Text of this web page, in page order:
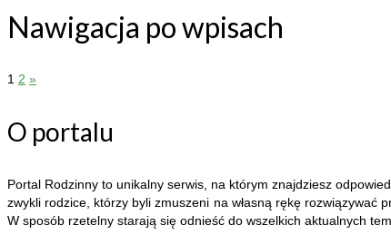
Nawigacja po wpisach
1 2 »
O portalu
Portal Rodzinny to unikalny serwis, na którym znajdziesz
zwykli rodzice, którzy byli zmuszeni na własną rękę rozwiązywać
W sposób rzetelny starają się odnieść do wszelkich aktualnych